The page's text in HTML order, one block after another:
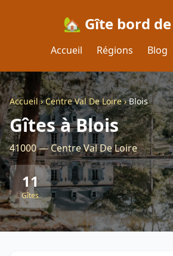
🏡 Gîte bord
Accueil Régions Blog
Accueil›Centre Val De Loire›Blois
Gîtes à Blois
41000 — Centre Val De Loire
11
Gîtes